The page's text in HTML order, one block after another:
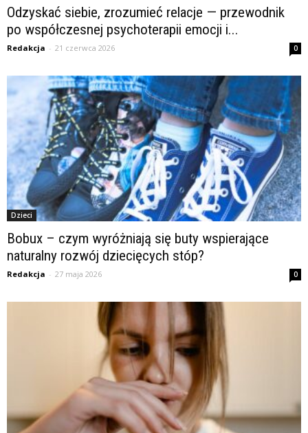
Odzyskać siebie, zrozumieć relacje — przewodnik
po współczesnej psychoterapii emocji i...
Redakcja - 21 czerwca 2026 0
Dzieci
Bobux – czym wyróżniają się buty wspierające
naturalny rozwój dziecięcych stóp?
Redakcja - 27 maja 2026 0